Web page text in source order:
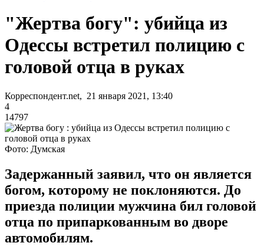
"Жертва богу": убийца из
Одессы встретил полицию с
головой отца в руках
Корреспондент.net, 21 января 2021, 13:40
4
14797
Фото: Думская
Задержанный заявил, что он является
богом, которому не поклоняются. До
приезда полиции мужчина бил головой
отца по припаркованным во дворе
автомобилям.